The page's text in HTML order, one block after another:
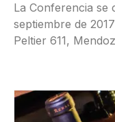
La Conferencia se
septiembre de
Peltier 611,